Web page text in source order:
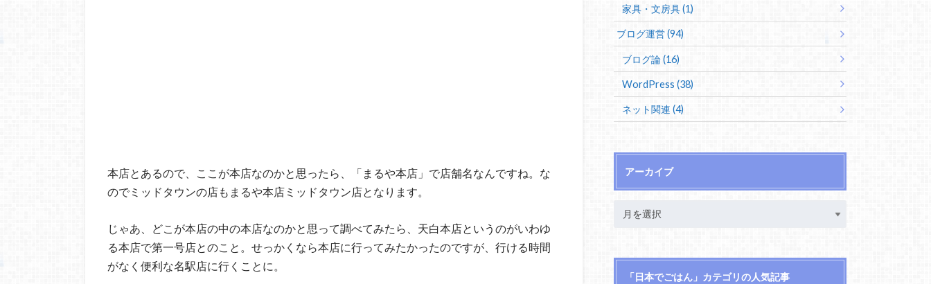
本店とあるので、ここが本店なのかと思ったら、「まるや本店」で店舗名なんですね。な
のでミッドタウンの店もまるや本店ミッドタウン店となります。
じゃあ、どこが本店の中の本店なのかと思って調べてみたら、天白本店というのがいわゆ
る本店で第一号店とのこと。せっかくなら本店に行ってみたかったのですが、行ける時間
がなく便利な名駅店に行くことに。
家具・文房具 (1)
ブログ運営 (94)
ブログ論 (16)
WordPress (38)
ネット関連 (4)
アーカイブ
「日本でごはん」カテゴリの人気記事